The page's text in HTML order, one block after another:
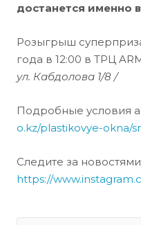
достанется именно
Розыгрыш
года в 12:00 в ТРЦ
ул. Кабдолова 1/8 /
Подробные условия
o.kz/plastikovye-okna/
Следите за новостями
https://